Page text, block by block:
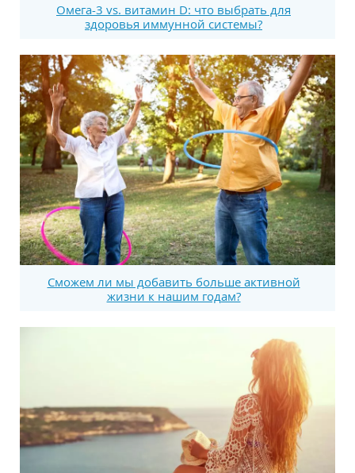
Омега-3 vs. витамин D: что выбрать для
здоровья иммунной системы?
Сможем ли мы добавить больше активной
жизни к нашим годам?